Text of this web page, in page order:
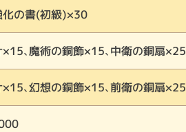
化の書(初級)×30
、魔術の銅飾×15、中衛の銅扇×25
、幻想の銅飾×15、前衛の銅扇×25